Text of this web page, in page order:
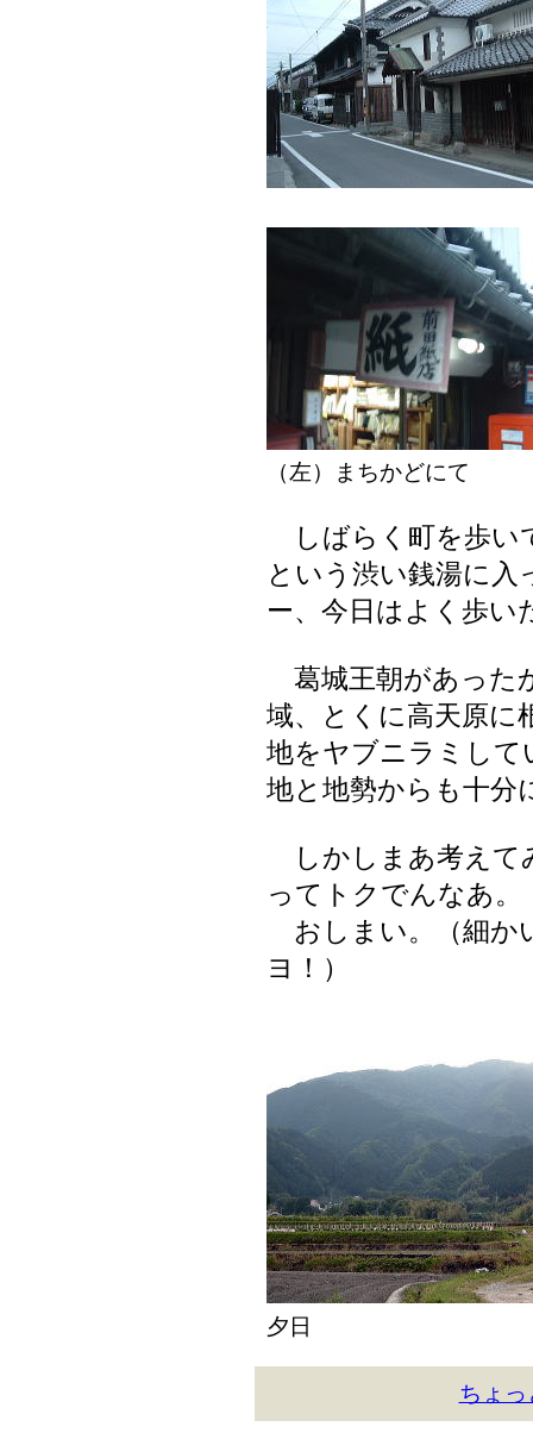
（左）まちかどにて
しばらく町を歩い
という渋い銭湯に
ー、今日はよく歩い
葛城王朝があった
域、とくに高天原に
地をヤブニラミし
地と地勢からも十分
しかしまあ考えて
ってトクでんなあ。
おしまい。（細か
ヨ！）
夕日
ちょっ